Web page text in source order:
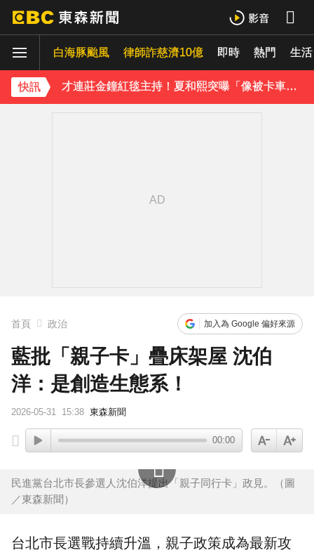
白海豚颱風 律師詐慈濟10億 即時 熱門 生活
快訊
下載東森App，隨時掌握天下大小事！
才連莊金鐘紅毯主持！夏和熙突曝「像被卡車撞」備賽狂操滿手繭
首頁 政治 加入為 Google 偏好來源
藍批「親子卡」疊床架屋 沈伯
洋：是創造生態系！
2026-05-31 15:38 東森新聞
00:00
民進黨台北市長參選人沈伯洋提出「親子同行卡」政見。（圖
／東森新聞）
台北市長選戰持續升溫， 親子政策成為最新攻